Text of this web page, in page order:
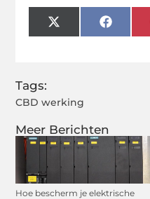
Meer Berichten
Hoe bescherm je elektrische
X
(Twitter)
Tags:
CBD werking